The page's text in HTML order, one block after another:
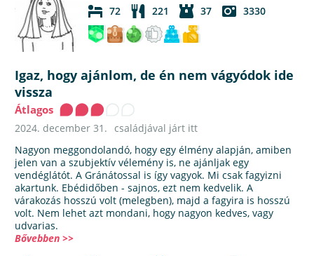
72
221 37 3330
Igaz, hogy ajánlom, de én nem vágyódok ide
vissza
Átlagos
2024. december 31.
családjával járt itt
Nagyon meggondolandó, hogy egy élmény alapján, amiben
jelen van a szubjektív vélemény is, ne ajánljak egy
vendéglátót. A Gránátossal is így vagyok. Mi csak fagyizni
akartunk. Ebédidőben - sajnos, ezt nem kedvelik. A
várakozás hosszú volt (melegben), majd a fagyira is hosszú
volt. Nem lehet azt mondani, hogy nagyon kedves, vagy
udvarias.
Bővebben >>